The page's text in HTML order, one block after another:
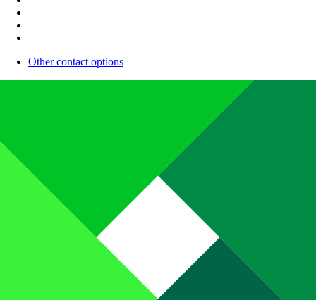
Other contact options